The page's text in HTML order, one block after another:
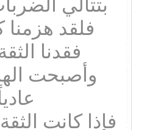
بتتالي
فلقد هزمنا
فقدنا
وأصبحت
فإذا كانت